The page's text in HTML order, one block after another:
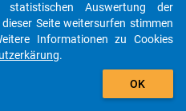
Titel:
Study
Typ:
auto_stories
add_shopping_cart
Auswertung der
Seite weitersurfen stimmen
Informationen zu Cookies
.
OK